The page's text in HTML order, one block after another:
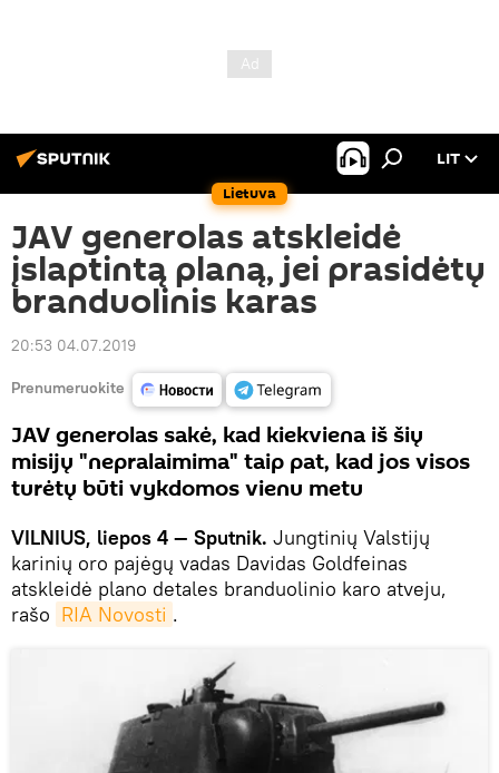
Lietuva
LIT
JAV generolas atskleidė
įslaptintą planą, jei prasidėtų
branduolinis karas
20:53 04.07.2019
Prenumeruokite
JAV generolas sakė, kad kiekviena iš šių
misijų "nepralaimima" taip pat, kad jos visos
turėtų būti vykdomos vienu metu
VILNIUS, liepos 4 — Sputnik. Jungtinių Valstijų
karinių oro pajėgų vadas Davidas Goldfeinas
atskleidė plano detales branduolinio karo atveju,
rašo RIA Novosti .